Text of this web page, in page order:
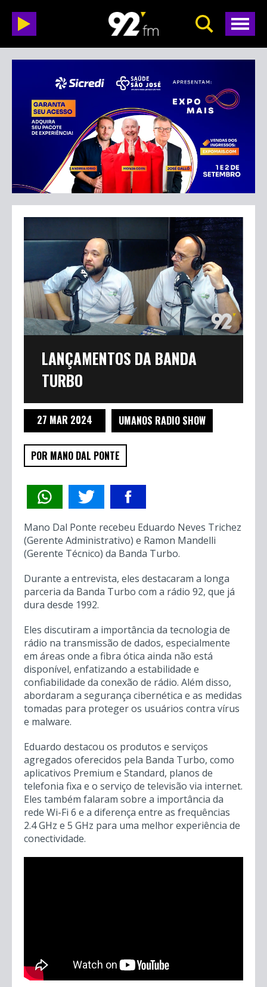
LANÇAMENTOS DA BANDA
TURBO
27 MAR 2024 UMANOS RADIO SHOW
POR MANO DAL PONTE
Mano Dal Ponte recebeu Eduardo Neves Trichez
(Gerente Administrativo) e Ramon Mandelli
(Gerente Técnico) da Banda Turbo.
Durante a entrevista, eles destacaram a longa
parceria da Banda Turbo com a rádio 92, que já
dura desde 1992.
Eles discutiram a importância da tecnologia de
rádio na transmissão de dados, especialmente
em áreas onde a fibra ótica ainda não está
disponível, enfatizando a estabilidade e
confiabilidade da conexão de rádio. Além disso,
abordaram a segurança cibernética e as medidas
tomadas para proteger os usuários contra vírus
e malware.
Eduardo destacou os produtos e serviços
agregados oferecidos pela Banda Turbo, como
aplicativos Premium e Standard, planos de
telefonia fixa e o serviço de televisão via internet.
Eles também falaram sobre a importância da
rede Wi-Fi 6 e a diferença entre as frequências
2.4 GHz e 5 GHz para uma melhor experiência de
conectividade.